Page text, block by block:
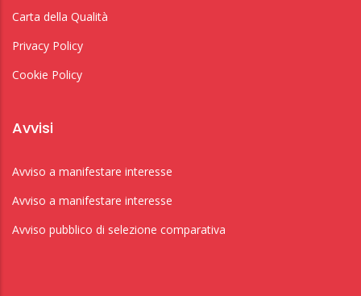
Carta della Qualità
Privacy Policy
Cookie Policy
Avvisi
Avviso a manifestare interesse
Avviso a manifestare interesse
Avviso pubblico di selezione comparativa